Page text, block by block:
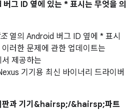
그 ID 옆에 있는 * 표시는 무엇을 의
열의 Android 버그 ID 옆에 * 표시
러한 문제에 관한 업데이트는
서 제공하는
기기용 최신 바이너리 드라이버
판과 기기&hairsp;/&hairsp;파트